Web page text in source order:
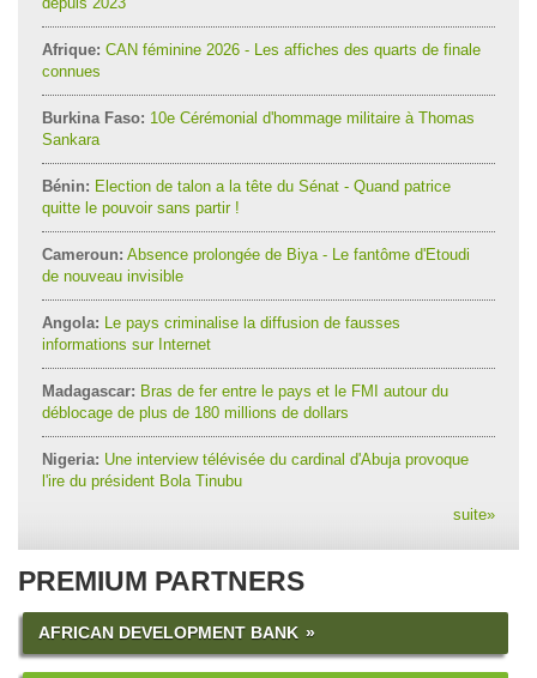
Afrique: CAN féminine 2026 - Les affiches des quarts de finale
connues
Burkina Faso: 10e Cérémonial d'hommage militaire à Thomas
Sankara
Bénin: Election de talon a la tête du Sénat - Quand patrice
quitte le pouvoir sans partir !
Cameroun: Absence prolongée de Biya - Le fantôme d'Etoudi
de nouveau invisible
Angola: Le pays criminalise la diffusion de fausses
informations sur Internet
Madagascar: Bras de fer entre le pays et le FMI autour du
déblocage de plus de 180 millions de dollars
Nigeria: Une interview télévisée du cardinal d'Abuja provoque
l'ire du président Bola Tinubu
suite»
PREMIUM PARTNERS
AFRICAN DEVELOPMENT BANK